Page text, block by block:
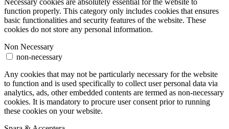
Necessary cookies are absolutely essential for the website to
function properly. This category only includes cookies that ensures
basic functionalities and security features of the website. These
cookies do not store any personal information.
Non Necessary
non-necessary
Any cookies that may not be particularly necessary for the website
to function and is used specifically to collect user personal data via
analytics, ads, other embedded contents are termed as non-necessary
cookies. It is mandatory to procure user consent prior to running
these cookies on your website.